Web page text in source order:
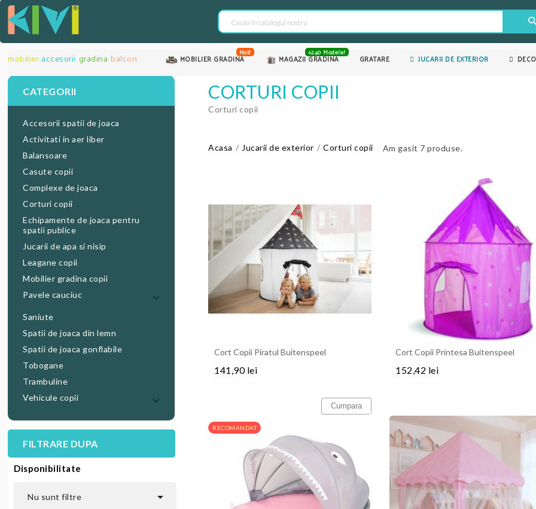
mobilier accesorii gradina balcon MOBILIER GRADINA
Hot!
MAGAZII GRADINA
+240 Modele!
GRATARE JUCARII DE EXTERIOR
CATEGORII
Accesorii spatii de joaca
Activitati in aer liber
Balansoare
Casute copii
Complexe de joaca
Corturi copii
Echipamente de joaca pentru
spatii publice
Jucarii de apa si nisip
Leagane copii
Mobilier gradina copii
Pavele cauciuc
Saniute
Spatii de joaca din lemn
Spatii de joaca gonflabile
Tobogane
Trambuline
Vehicule copii
FILTRARE DUPA
Disponibilitate
Nu sunt filtre 
CORTURI COPII
Corturi copii
Acasa Jucarii de exterior Corturi copii Am gasit 7 produse.
Cort Copii Piratul Buitenspeel
141,90 lei
Cumpara
Cort Copii Printesa Buitenspeel
152,42 lei
RECOMANDAT